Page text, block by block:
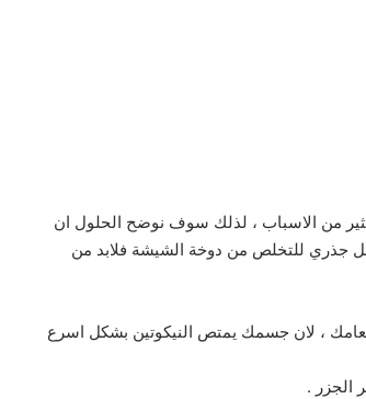
من الاسباب ، لذلك سوف نوضح الحلول ان
حل جذري للتخلص من دوخة الشيشة فلابد من
، لان جسمك يمتص النيكوتين بشكل اسرع
الجزر .